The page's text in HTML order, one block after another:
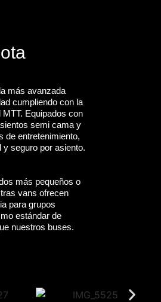
más avanzada
cumpliendo con la
Equipados con
semi cama y
de entretenimiento,
y seguro por asiento.
más pequeños o
vans ofrecen
para grupos
estándar de
nuestros buses.